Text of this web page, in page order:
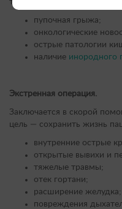
течение 1-2 дней. Так
пупочная грыжа;
онкологические
острые патологии
наличие инородного
Экстренная операция.
Заключается в скорой
цель — сохранить жизнь
внутренние острые
открытые вывихи и
тяжелые травмы;
отек гортани;
расширение желудка;
повреждения